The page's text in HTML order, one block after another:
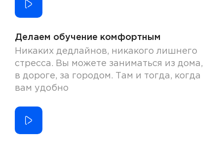
Делаем обучение комфортным
Никаких дедлайнов, никакого лишнего
стресса. Вы можете заниматься из дома,
в дороге, за городом. Там и тогда, когда
вам удобно